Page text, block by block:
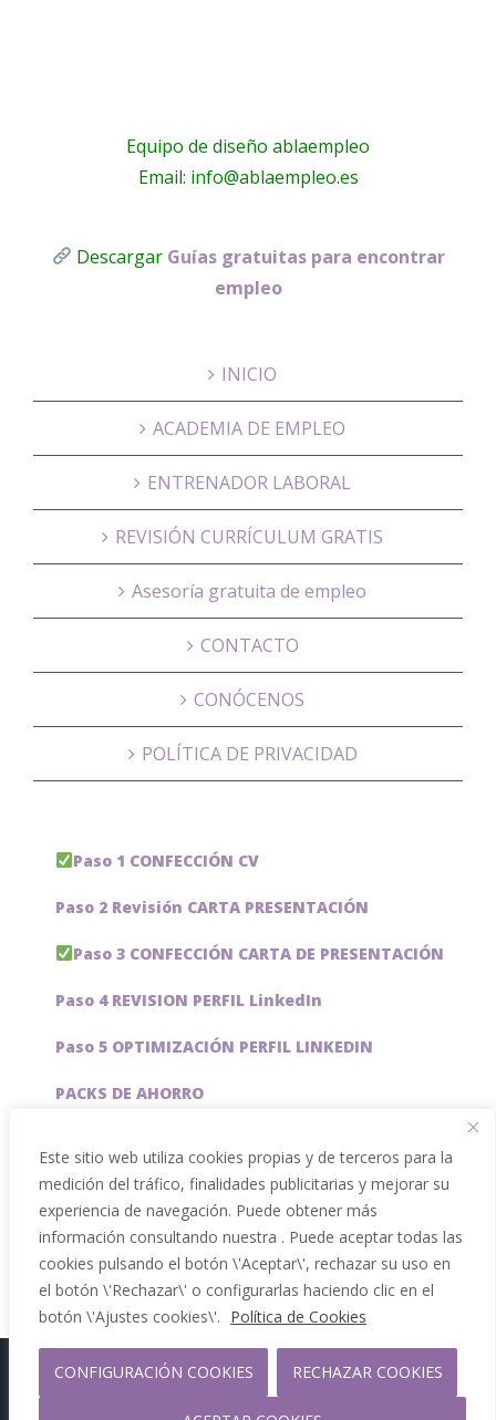
Este sitio web utiliza cookies propias y de terceros para la
medición del tráfico, finalidades publicitarias y mejorar su
experiencia de navegación. Puede obtener más
información consultando nuestra . Puede aceptar todas las
cookies pulsando el botón \'Aceptar\', rechazar su uso en
el botón \'Rechazar\' o configurarlas haciendo clic en el
botón \'Ajustes cookies\'. Política de Cookies
CONFIGURACIÓN COOKIES RECHAZAR COOKIES
Equipo de diseño ablaempleo
Email: info@ablaempleo.es
Descargar Guías gratuitas para encontrar
empleo
INICIO
ACADEMIA DE EMPLEO
ENTRENADOR LABORAL
REVISIÓN CURRÍCULUM GRATIS
Asesoría gratuita de empleo
CONTACTO
CONÓCENOS
POLÍTICA DE PRIVACIDAD
Paso 1 CONFECCIÓN CV
Paso 2 Revisión CARTA PRESENTACIÓN
Paso 3 CONFECCIÓN CARTA DE PRESENTACIÓN
Paso 4 REVISION PERFIL LinkedIn
Paso 5 OPTIMIZACIÓN PERFIL LINKEDIN
PACKS DE AHORRO
Servicios especiales
Copyright 2012 - 2026 |